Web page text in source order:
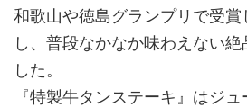
和歌山や徳島グランプリで受
し、普段なかなか味わえない
した。
『特製牛タンステーキ』はジ